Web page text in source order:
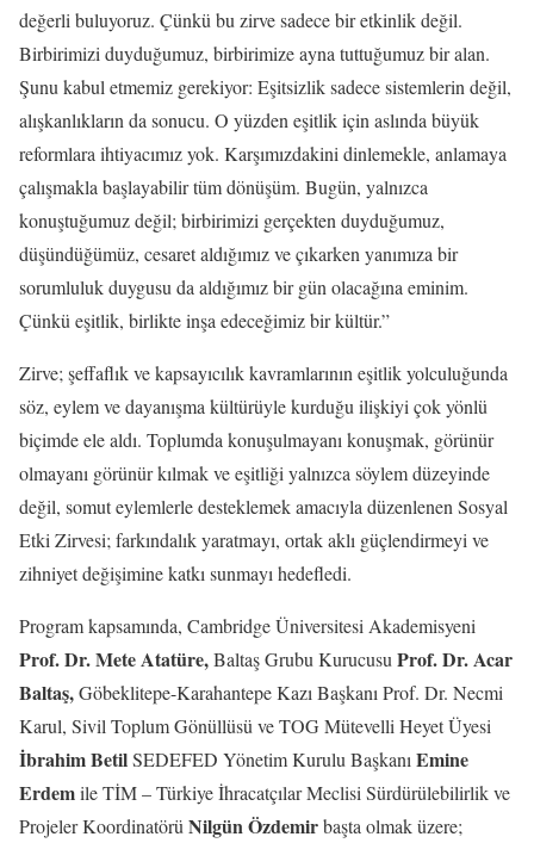
değerli buluyoruz. Çünkü bu zirve sadece bir etkinlik değil.
Birbirimizi duyduğumuz, birbirimize ayna tuttuğumuz bir alan.
Şunu kabul etmemiz gerekiyor: Eşitsizlik sadece sistemlerin değil,
alışkanlıkların da sonucu. O yüzden eşitlik için aslında büyük
reformlara ihtiyacımız yok. Karşımızdakini dinlemekle, anlamaya
çalışmakla başlayabilir tüm dönüşüm. Bugün, yalnızca
konuştuğumuz değil; birbirimizi gerçekten duyduğumuz,
düşündüğümüz, cesaret aldığımız ve çıkarken yanımıza bir
sorumluluk duygusu da aldığımız bir gün olacağına eminim.
Çünkü eşitlik, birlikte inşa edeceğimiz bir kültür.”
Zirve; şeffaflık ve kapsayıcılık kavramlarının eşitlik yolculuğunda
söz, eylem ve dayanışma kültürüyle kurduğu ilişkiyi çok yönlü
biçimde ele aldı. Toplumda konuşulmayanı konuşmak, görünür
olmayanı görünür kılmak ve eşitliği yalnızca söylem düzeyinde
değil, somut eylemlerle desteklemek amacıyla düzenlenen Sosyal
Etki Zirvesi; farkındalık yaratmayı, ortak aklı güçlendirmeyi ve
zihniyet değişimine katkı sunmayı hedefledi.
Program kapsamında, Cambridge Üniversitesi Akademisyeni
Prof. Dr. Mete Atatüre,Baltaş Grubu Kurucusu Prof. Dr. Acar
Baltaş,Göbeklitepe-Karahantepe Kazı Başkanı Prof. Dr. Necmi
Karul, Sivil Toplum Gönüllüsü ve TOG Mütevelli Heyet Üyesi
İbrahim BetilSEDEFED Yönetim Kurulu Başkanı Emine
Erdemile TİM – Türkiye İhracatçılar Meclisi Sürdürülebilirlik ve
Projeler Koordinatörü Nilgün Özdemirbaşta olmak üzere;